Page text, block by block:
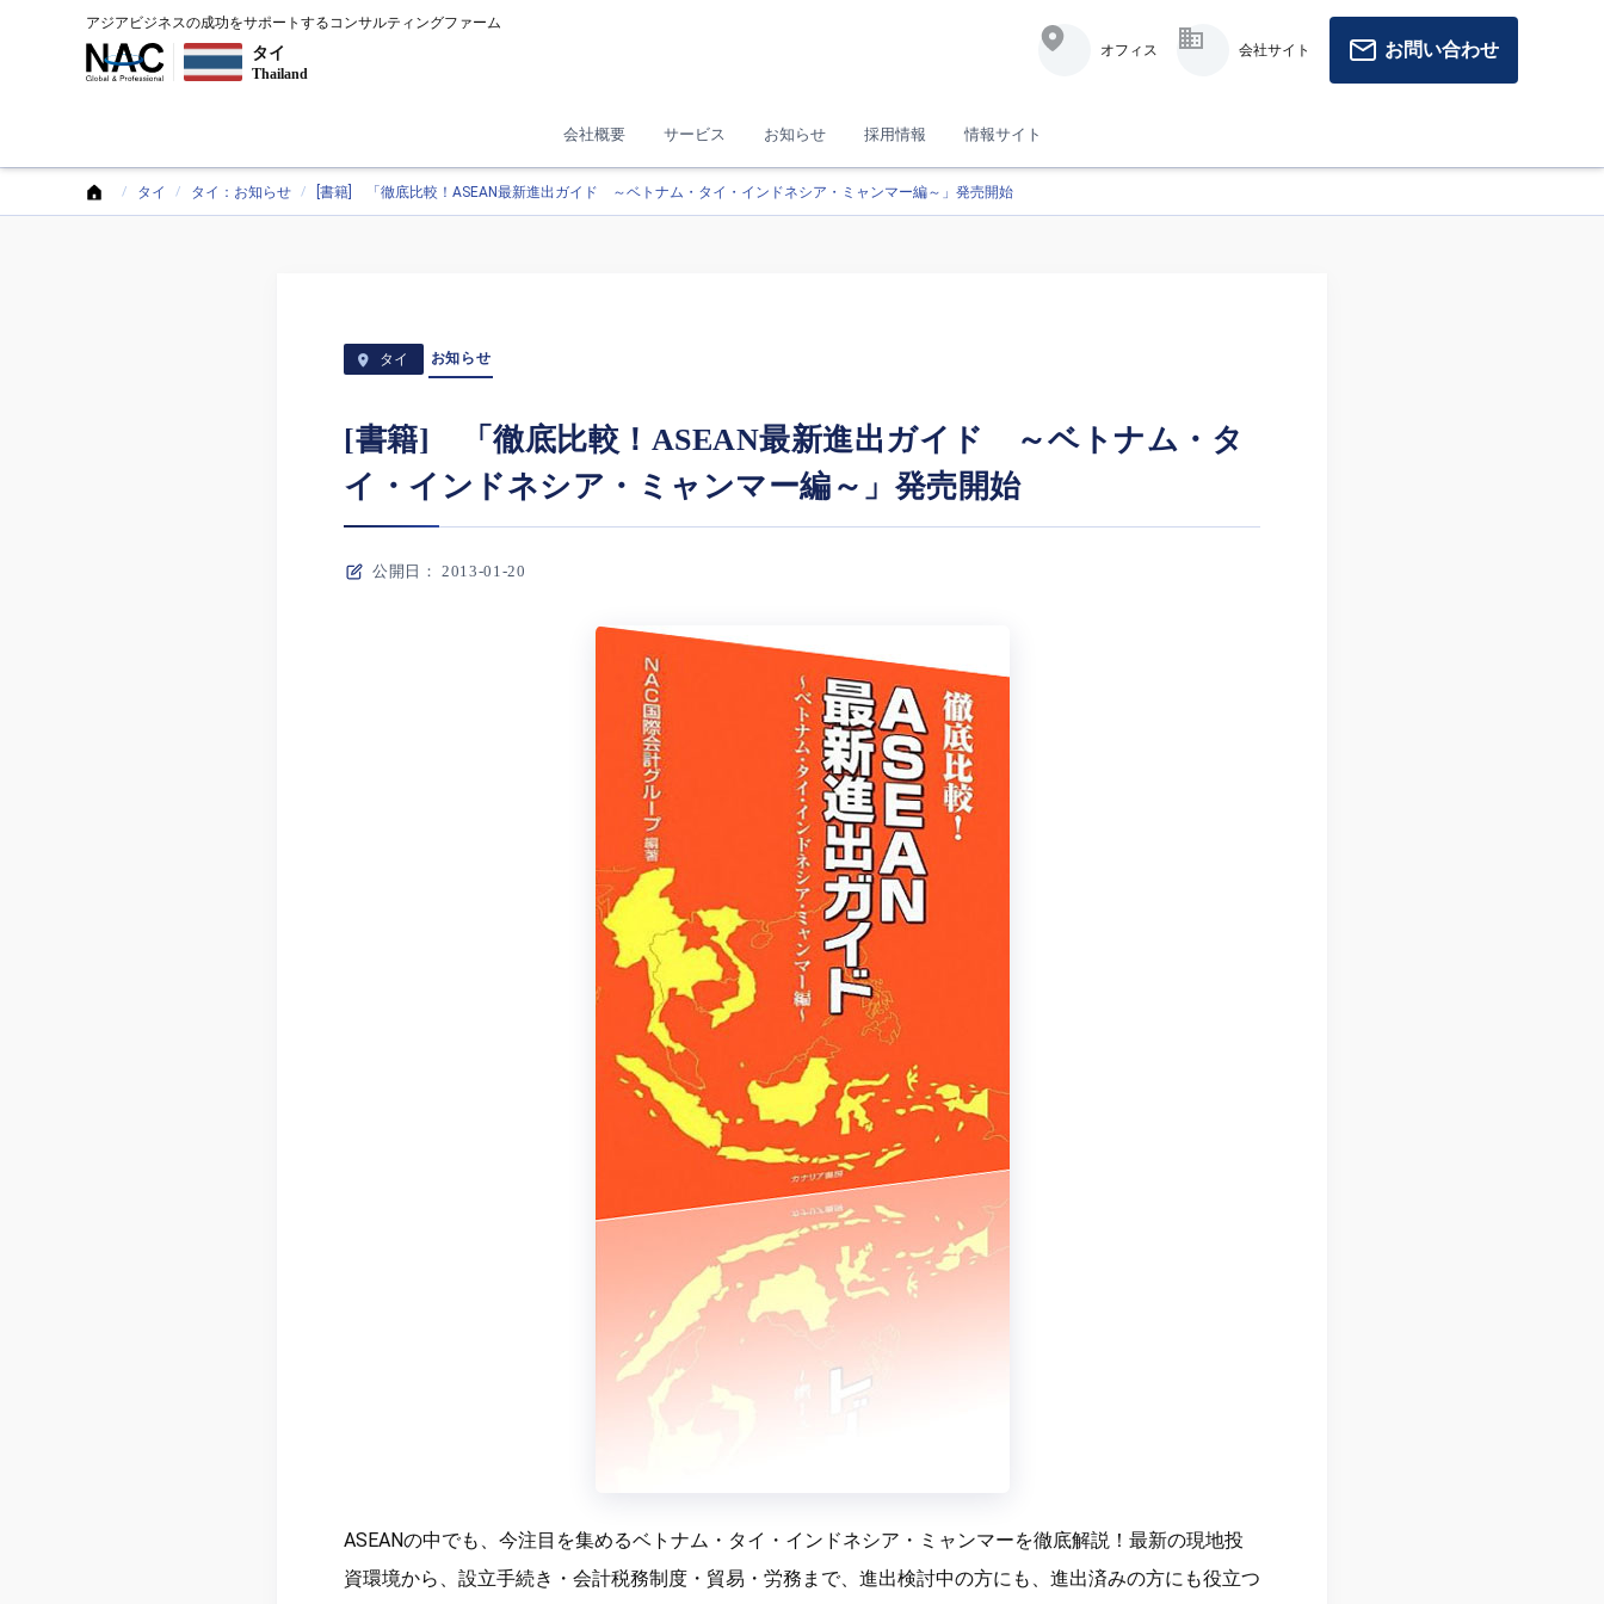
アジアビジネスの成功をサポートするコンサルティングファーム
タイ
Thailand
オフィス 会社サイト お問い合わせ
会社概要 サービス お知らせ 採用情報 情報サイト
タイ タイ：お知らせ [書籍] 「徹底比較！ASEAN最新進出ガイド ～ベトナム・タイ・インドネシア・ミャンマー編～」発売開始
タイ お知らせ
[書籍] 「徹底比較！ASEAN最新進出ガイド ～ベトナム・タ
イ・インドネシア・ミャンマー編～」発売開始
公開日： 2013-01-20
ASEANの中でも、今注目を集めるベトナム・タイ・インドネシア・ミャンマーを徹底解説！最新の現地投
資環境から、設立手続き・会計税務制度・貿易・労務まで、進出検討中の方にも、進出済みの方にも役立つ